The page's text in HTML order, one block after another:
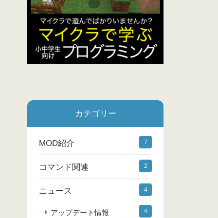
カテゴリー
MOD紹介 7
コマンド関連 2
ニュース 4
アップデート情報 4